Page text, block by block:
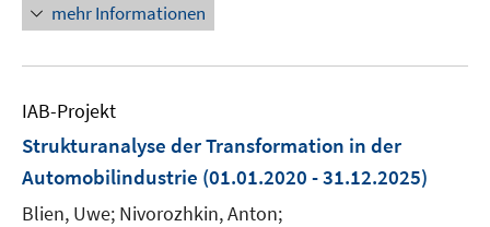
mehr Informationen
IAB-Projekt
Strukturanalyse der Transformation in der
Automobilindustrie (01.01.2020 - 31.12.2025)
Blien, Uwe; Nivorozhkin, Anton;